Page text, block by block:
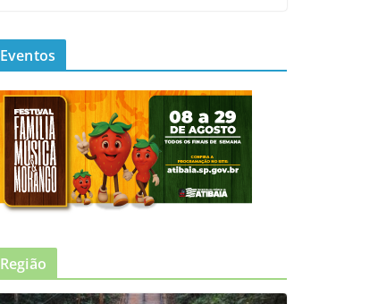
Eventos
Região